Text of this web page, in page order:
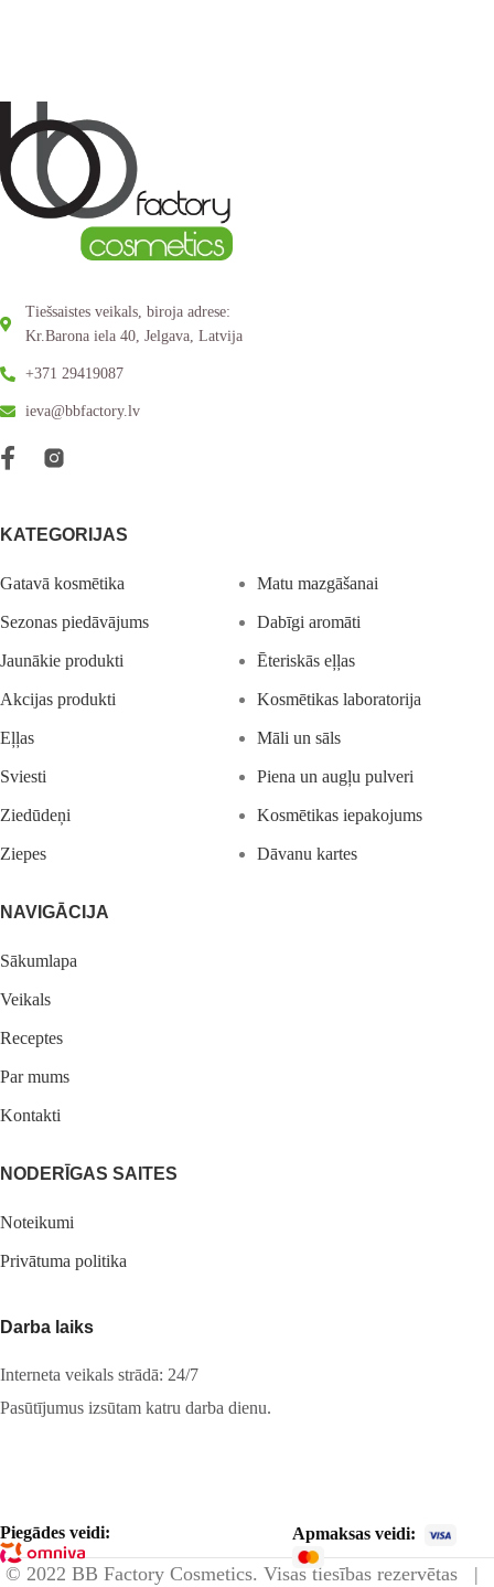
Tiešsaistes veikals, biroja adrese:
Kr.Barona iela 40, Jelgava, Latvija
+371 29419087
ieva@bbfactory.lv
NAVIGĀCIJA
Sākumlapa
Veikals
Receptes
Par mums
Kontakti
KATEGORIJAS
Gatavā kosmētika
Sezonas piedāvājums
Jaunākie produkti
Akcijas produkti
Eļļas
Sviesti
Ziedūdeņi
Ziepes
Matu mazgāšanai
Dabīgi aromāti
Ēteriskās eļļas
Kosmētikas laboratorija
Māli un sāls
Piena un augļu pulveri
Kosmētikas iepakojums
Dāvanu kartes
NODERĪGAS SAITES
Noteikumi
Privātuma politika
Darba laiks
Interneta veikals strādā: 24/7
Pasūtījumus izsūtam katru darba dienu.
Piegādes veidi: Apmaksas veidi:
© 2022 BB Factory Cosmetics. Visas tiesības rezervētas |